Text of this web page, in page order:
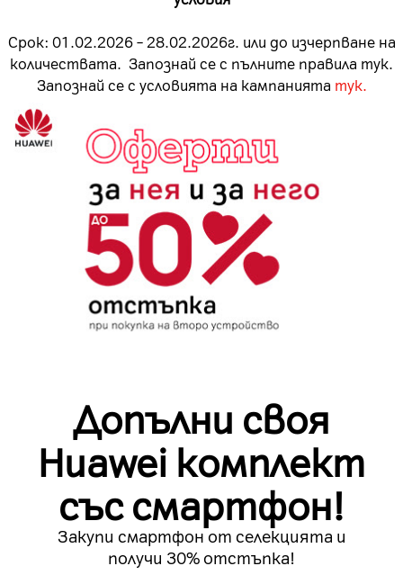
Срок: 01.02.2026 – 28.02.2026г. или до изчерпване на
количествата. Запознай се с пълните правила тук.
Запознай се с условията на кампанията тук.
Допълни своя
Huawei комплект
със смартфон!
Закупи смартфон от селекцията и
получи 30% отстъпка!